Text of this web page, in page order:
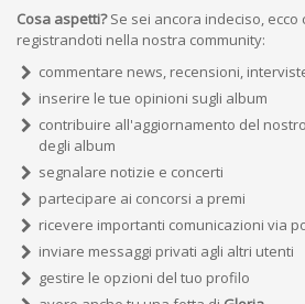
Cosa aspetti?Se sei ancora indeciso, ecco
registrandoti nella nostra community:
commentare news, recensioni,
inserire le tue opinioni sugli album
contribuire all'aggiornamento del
degli album
segnalare notizie e concerti
partecipare ai concorsi a premi
ricevere importanti comunicazioni via
inviare messaggi privati agli altri utenti
gestire le opzioni del tuo profilo